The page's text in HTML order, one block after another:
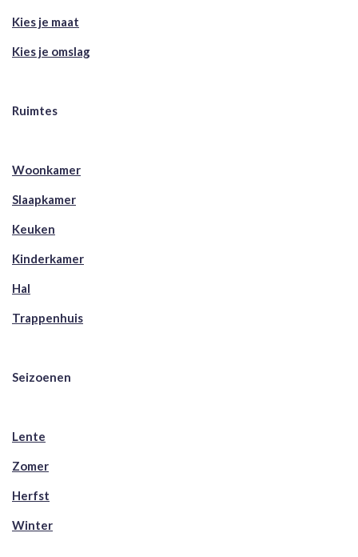
Kies je maat
Kies je omslag
Ruimtes
Woonkamer
Slaapkamer
Keuken
Kinderkamer
Hal
Trappenhuis
Seizoenen
Lente
Zomer
Herfst
Winter